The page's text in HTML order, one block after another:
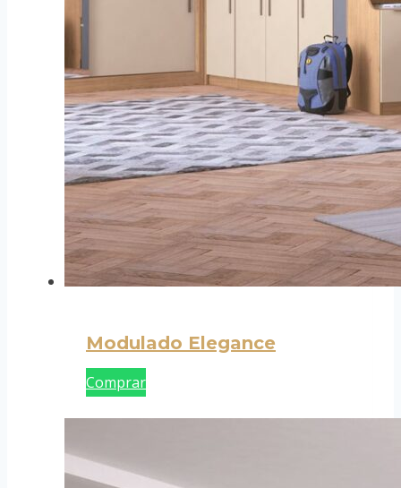
Modulado Elegance
Comprar